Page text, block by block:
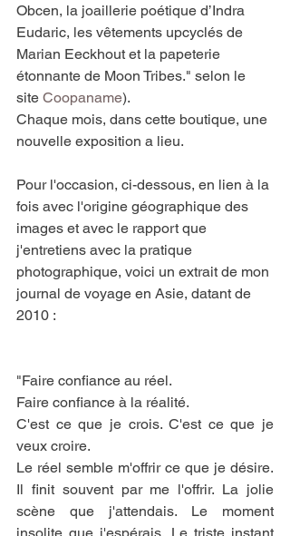
Obcen, la joaillerie poétique d’Indra
Eudaric, les vêtements upcyclés de
Marian Eeckhout et la papeterie
étonnante de Moon Tribes." selon le
site Coopaname).
Chaque mois, dans cette boutique, une
nouvelle exposition a lieu.
Pour l'occasion, ci-dessous, en lien à la
fois avec l'origine géographique des
images et avec le rapport que
j'entretiens avec la pratique
photographique, voici un extrait de mon
journal de voyage en Asie, datant de
2010 :
"Faire confiance au réel.
Faire confiance à la réalité.
C'est ce que je crois. C'est ce que je
veux croire.
Le réel semble m'offrir ce que je désire.
Il finit souvent par me l'offrir. La jolie
scène que j'attendais. Le moment
insolite que j'espérais. Le triste instant